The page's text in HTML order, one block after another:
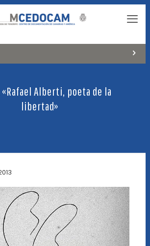
DE CANARIAS Y AMÉRICA
Alberti, poeta de la
libertad»